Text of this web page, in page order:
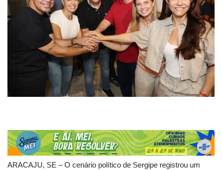
ARACAJU, SE – O cenário político de Sergipe registrou um